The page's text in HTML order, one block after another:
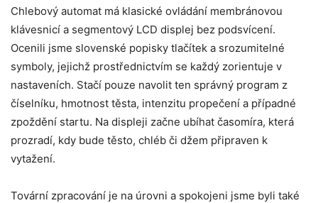
Chlebový automat má klasické ovládání membránovou
klávesnicí a segmentový LCD displej bez podsvícení.
Ocenili jsme slovenské popisky tlačítek a srozumitelné
symboly, jejichž prostřednictvím se každý zorientuje v
nastaveních. Stačí pouze navolit ten správný program z
číselníku, hmotnost těsta, intenzitu propečení a případné
zpoždění startu. Na displeji začne ubíhat časomíra, která
prozradí, kdy bude těsto, chléb či džem připraven k
vytažení.
Tovární zpracování je na úrovni a spokojeni jsme byli také